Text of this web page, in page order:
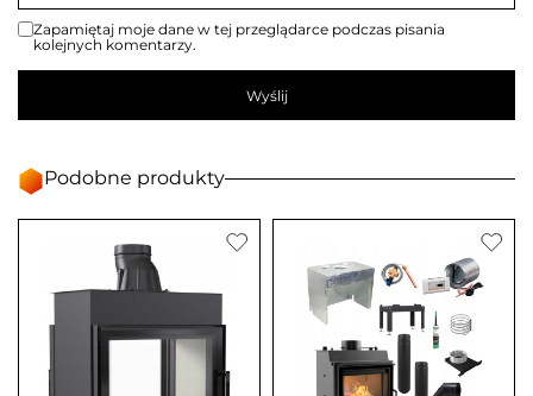
Zapamiętaj moje dane w tej przeglądarce podczas pisania
kolejnych komentarzy.
Podobne produkty